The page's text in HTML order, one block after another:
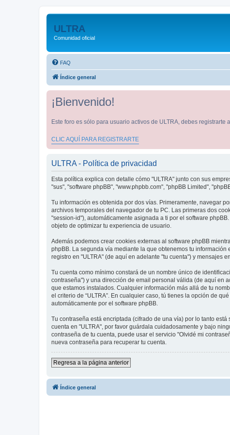
ULTRA
Comunidad oficial
FAQ
Índice general
¡Bienvenido!
Este foro es sólo para usuario activos de ULTRA, debes registrarte
CLIC AQUÍ PARA REGISTRARTE
ULTRA - Política de privacidad
Esta política explica con detalle cómo "ULTRA" junto con sus
"sus", "software phpBB", "www.phpbb.com", "phpBB Limited",
Tu información es obtenida por dos vías. Primeramente, navegar
archivos temporales del navegador de tu PC. Las primeras dos
"session-id"), automáticamente asignada a ti por el software
objeto de optimizar tu experiencia de usuario.
Además podemos crear cookies externas al software phpBB
phpBB. La segunda vía mediante la que obtenemos tu
registro en "ULTRA" (de aquí en adelante "tu cuenta") y mensajes
Tu cuenta como mínimo constará de un nombre único de
contraseña") y una dirección de email personal válida (de aquí en
que estamos instalados. Cualquier información más allá de tu
el criterio de “ULTRA”. En cualquier caso, tú tienes la opción de
automáticamente por el software phpBB.
Tu contraseña está encriptada (cifrado de una vía) por lo tanto
cuenta en "ULTRA", por favor guárdala cuidadosamente y bajo
contraseña de tu cuenta, puede usar el servicio "Olvidé mi
nueva contraseña para recuperar tu cuenta.
Regresa a la página anterior
Índice general